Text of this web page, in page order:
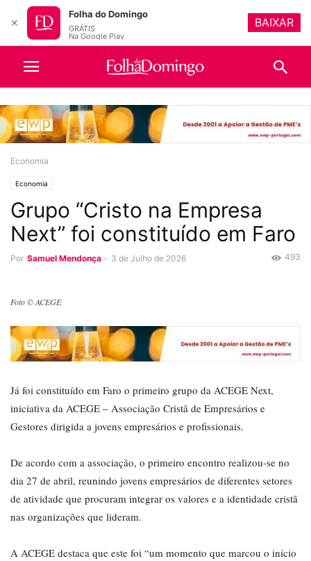
Economia
Economia
Grupo “Cristo na Empresa
Next” foi constituído em Faro
Por Samuel Mendonça - 3 de Julho de 2026 493
Foto © ACEGE
Já foi constituído em Faro o primeiro grupo da ACEGE Next,
iniciativa da ACEGE – Associação Cristã de Empresários e
Gestores dirigida a jovens empresários e profissionais.
De acordo com a associação, o primeiro encontro realizou-se no
dia 27 de abril, reunindo jovens empresários de diferentes setores
de atividade que procuram integrar os valores e a identidade cristã
nas organizações que lideram.
A ACEGE destaca que este foi “um momento que marcou o início
✕
Folha do Domingo
GRÁTIS
Na Google Play
BAIXAR